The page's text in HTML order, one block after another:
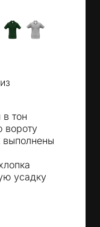
тон
вороту
выполнены
усадку